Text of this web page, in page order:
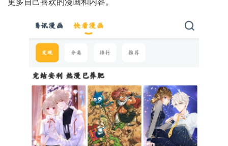
更多自己喜欢的漫画和内容。